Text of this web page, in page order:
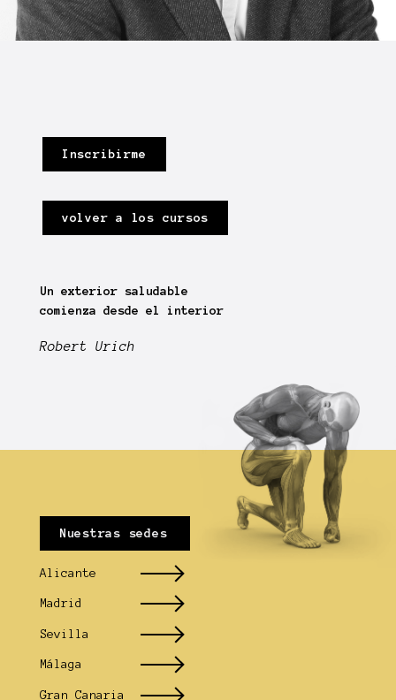
Inscribirme
volver a los cursos
Un exterior saludable
comienza desde el interior
Robert Urich
Nuestras sedes
Alicante
Madrid
Sevilla
Málaga
Gran Canaria